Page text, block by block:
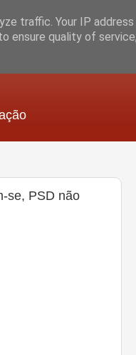
se, PSD não
traffic. Your IP
ensure quality of